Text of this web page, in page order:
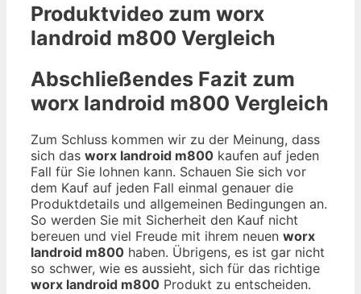
Produktvideo zum worx
landroid m800 Vergleich
Abschließendes Fazit zum
worx landroid m800 Vergleich
Zum Schluss kommen wir zu der Meinung, dass
sich das worx landroid m800 kaufen auf jeden
Fall für Sie lohnen kann. Schauen Sie sich vor
dem Kauf auf jeden Fall einmal genauer die
Produktdetails und allgemeinen Bedingungen an.
So werden Sie mit Sicherheit den Kauf nicht
bereuen und viel Freude mit ihrem neuen worx
landroid m800 haben. Übrigens, es ist gar nicht
so schwer, wie es aussieht, sich für das richtige
worx landroid m800 Produkt zu entscheiden.